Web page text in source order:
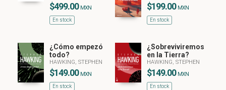
$499.00 MXN
En stock
$199.00 MXN
En stock
¿Cómo empezó
todo?
HAWKING, STEPHEN
$149.00 MXN
En stock
¿Sobreviviremos
en la Tierra?
HAWKING, STEPHEN
$149.00 MXN
En stock